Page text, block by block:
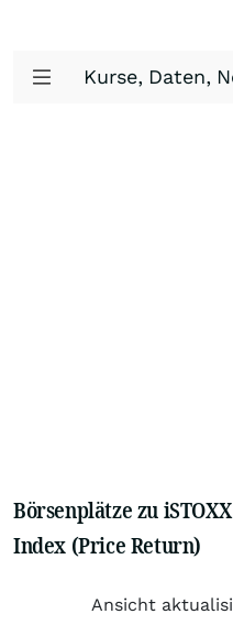
Kurse, Daten,
Börsenplätze zu
Index (Price Return)
Ansicht